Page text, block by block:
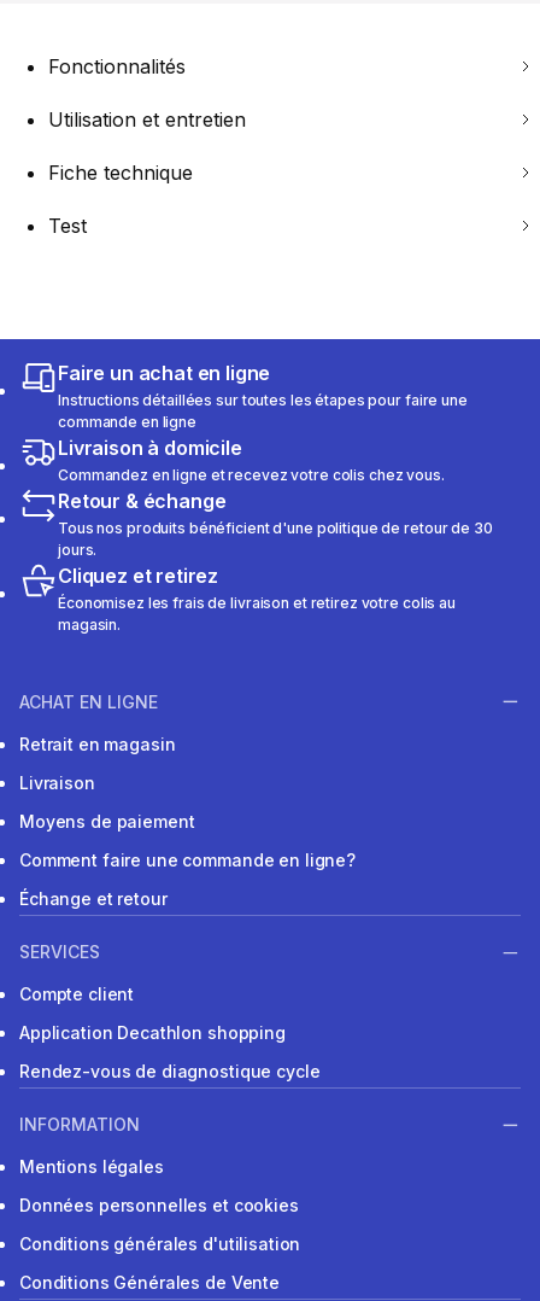
Fonctionnalités
Utilisation et entretien
Fiche technique
Test
Faire un achat en ligne
Instructions détaillées sur toutes les étapes pour faire une
commande en ligne
Livraison à domicile
Commandez en ligne et recevez votre colis chez vous.
Retour & échange
Tous nos produits bénéficient d'une politique de retour de 30
jours.
Cliquez et retirez
Économisez les frais de livraison et retirez votre colis au
magasin.
ACHAT EN LIGNE
Retrait en magasin
Livraison
Moyens de paiement
Comment faire une commande en ligne?
Échange et retour
SERVICES
Compte client
Application Decathlon shopping
Rendez-vous de diagnostique cycle
INFORMATION
Mentions légales
Données personnelles et cookies
Conditions générales d'utilisation
Conditions Générales de Vente